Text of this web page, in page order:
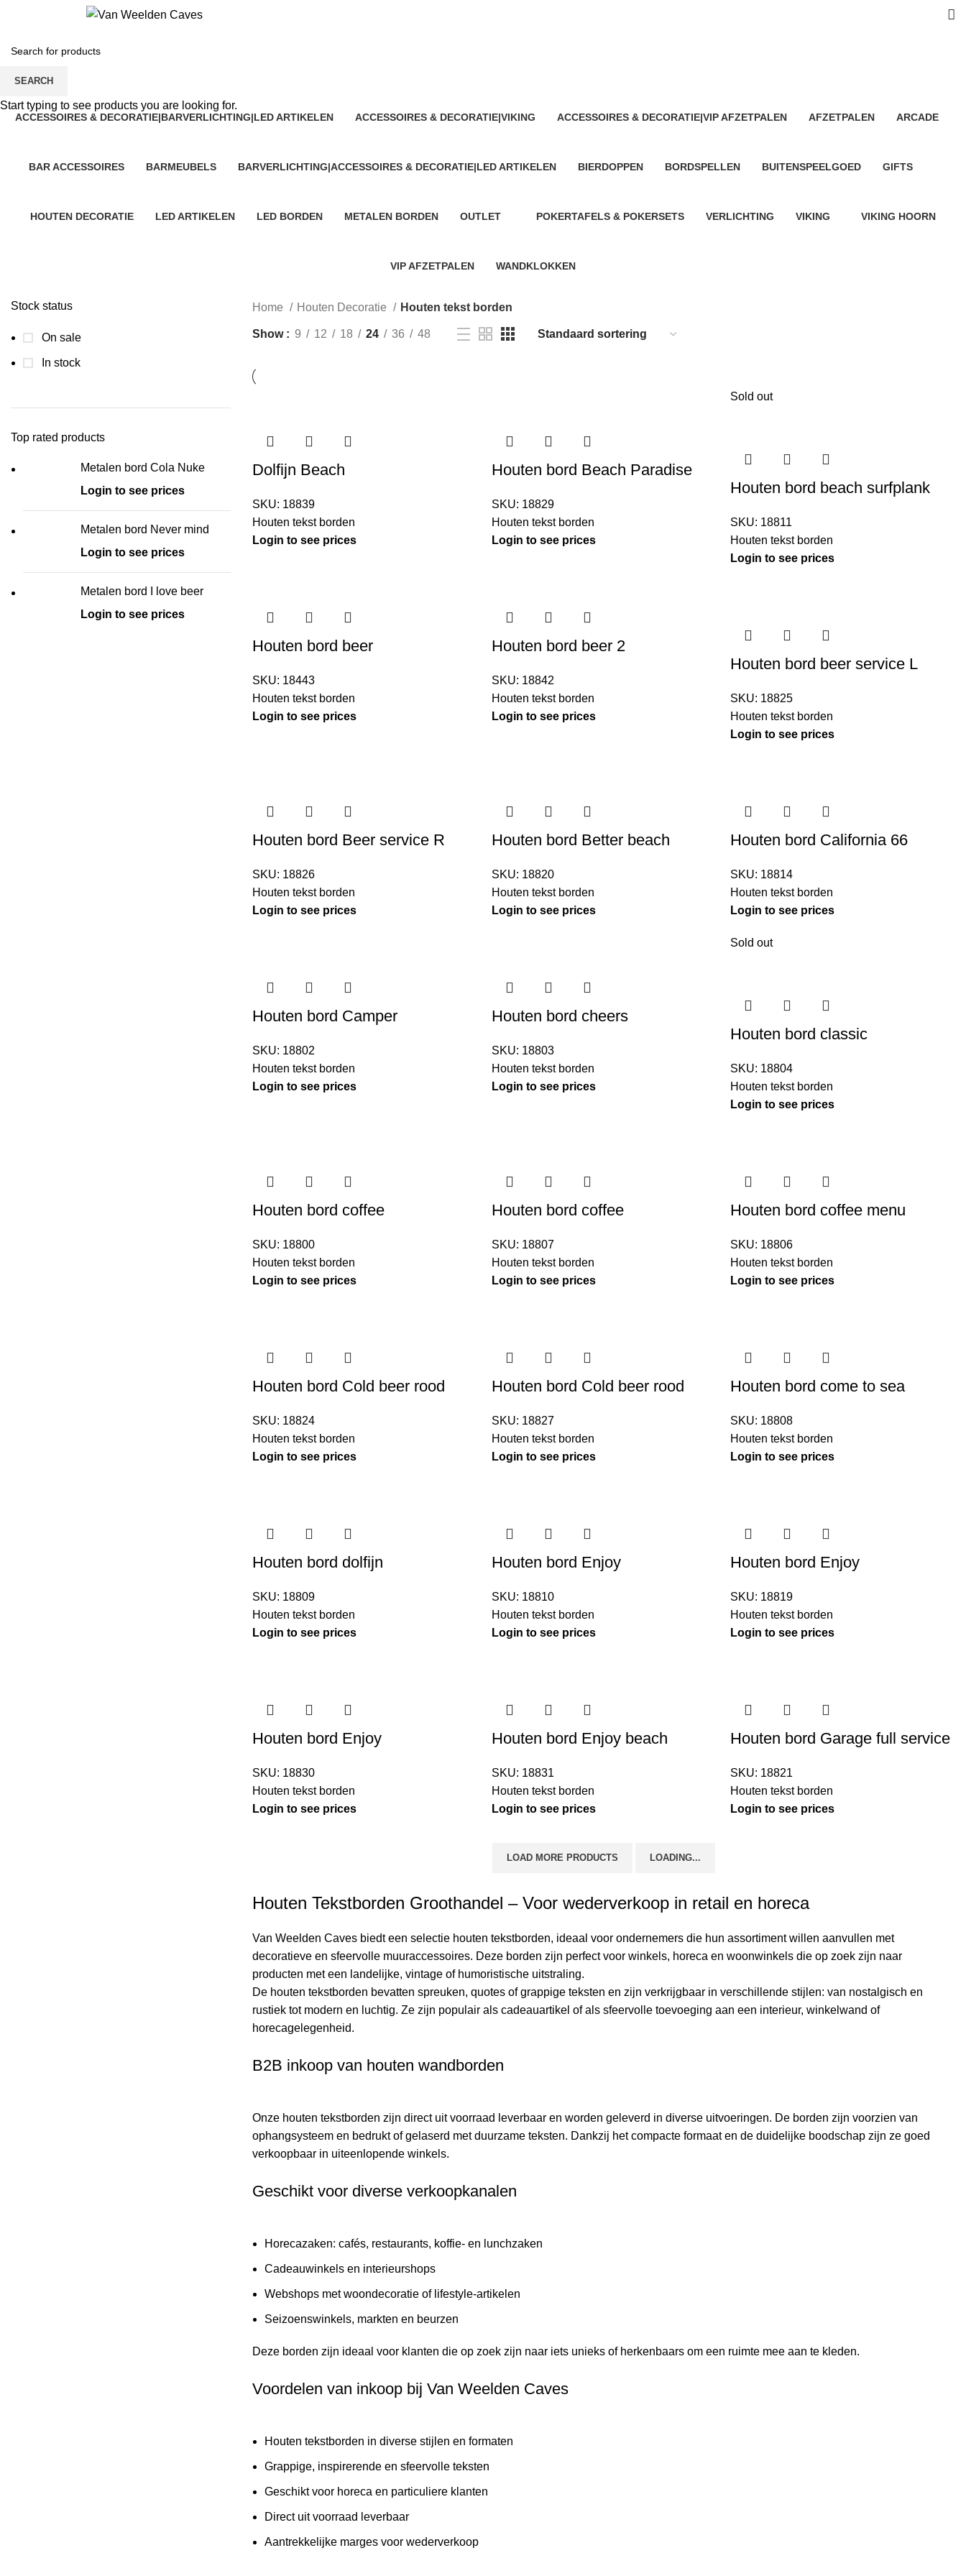
ACCESSOIRES & DECORATIE|BARVERLICHTING|LED ARTIKELEN
ACCESSOIRES & DECORATIE|VIKING
ACCESSOIRES & DECORATIE|VIP AFZETPALEN
AFZETPALEN
ARCADE
BAR ACCESSOIRES
BARMEUBELS
BARVERLICHTING|ACCESSOIRES & DECORATIE|LED ARTIKELEN
BIERDOPPEN
BORDSPELLEN
BUITENSPEELGOED
GIFTS
HOUTEN DECORATIE
LED ARTIKELEN
LED BORDEN
METALEN BORDEN
OUTLET
POKERTAFELS & POKERSETS
VERLICHTING
VIKING
VIKING HOORN
VIP AFZETPALEN
WANDKLOKKEN
Stock status
On sale
In stock
Top rated products
Metalen bord Cola Nuke
Login to see prices
Metalen bord Never mind
Login to see prices
Metalen bord I love beer
Login to see prices
Home Houten Decoratie Houten tekst borden
Show 9 12 18 24 36 48
Dolfijn Beach
SKU: 18839
Houten tekst borden
Login to see prices
Houten bord Beach Paradise
SKU: 18829
Houten tekst borden
Login to see prices
Sold out
Houten bord beach surfplank
SKU: 18811
Houten tekst borden
Login to see prices
Houten bord beer
SKU: 18443
Houten tekst borden
Login to see prices
Houten bord beer 2
SKU: 18842
Houten tekst borden
Login to see prices
Houten bord beer service L
SKU: 18825
Houten tekst borden
Login to see prices
Houten bord Beer service R
SKU: 18826
Houten tekst borden
Login to see prices
Houten bord Better beach
SKU: 18820
Houten tekst borden
Login to see prices
Houten bord California 66
SKU: 18814
Houten tekst borden
Login to see prices
Houten bord Camper
SKU: 18802
Houten tekst borden
Login to see prices
Houten bord cheers
SKU: 18803
Houten tekst borden
Login to see prices
Sold out
Houten bord classic
SKU: 18804
Houten tekst borden
Login to see prices
Houten bord coffee
SKU: 18800
Houten tekst borden
Login to see prices
Houten bord coffee
SKU: 18807
Houten tekst borden
Login to see prices
Houten bord coffee menu
SKU: 18806
Houten tekst borden
Login to see prices
Houten bord Cold beer rood
SKU: 18824
Houten tekst borden
Login to see prices
Houten bord Cold beer rood
SKU: 18827
Houten tekst borden
Login to see prices
Houten bord come to sea
SKU: 18808
Houten tekst borden
Login to see prices
Houten bord dolfijn
SKU: 18809
Houten tekst borden
Login to see prices
Houten bord Enjoy
SKU: 18810
Houten tekst borden
Login to see prices
Houten bord Enjoy
SKU: 18819
Houten tekst borden
Login to see prices
Houten bord Enjoy
SKU: 18830
Houten tekst borden
Login to see prices
Houten bord Enjoy beach
SKU: 18831
Houten tekst borden
Login to see prices
Houten bord Garage full service
SKU: 18821
Houten tekst borden
Login to see prices
LOAD MORE PRODUCTS LOADING...
Houten Tekstborden Groothandel – Voor wederverkoop in retail en horeca
Van Weelden Caves biedt een selectie houten tekstborden, ideaal voor ondernemers die hun assortiment willen aanvullen met
decoratieve en sfeervolle muuraccessoires. Deze borden zijn perfect voor winkels, horeca en woonwinkels die op zoek zijn naar
producten met een landelijke, vintage of humoristische uitstraling.
De houten tekstborden bevatten spreuken, quotes of grappige teksten en zijn verkrijgbaar in verschillende stijlen: van nostalgisch en
rustiek tot modern en luchtig. Ze zijn populair als cadeauartikel of als sfeervolle toevoeging aan een interieur, winkelwand of
horecagelegenheid.
B2B inkoop van houten wandborden
Onze houten tekstborden zijn direct uit voorraad leverbaar en worden geleverd in diverse uitvoeringen. De borden zijn voorzien van
ophangsysteem en bedrukt of gelaserd met duurzame teksten. Dankzij het compacte formaat en de duidelijke boodschap zijn ze goed
verkoopbaar in uiteenlopende winkels.
Geschikt voor diverse verkoopkanalen
Horecazaken: cafés, restaurants, koffie- en lunchzaken
Cadeauwinkels en interieurshops
Webshops met woondecoratie of lifestyle-artikelen
Seizoenswinkels, markten en beurzen
Deze borden zijn ideaal voor klanten die op zoek zijn naar iets unieks of herkenbaars om een ruimte mee aan te kleden.
Voordelen van inkoop bij Van Weelden Caves
Houten tekstborden in diverse stijlen en formaten
Grappige, inspirerende en sfeervolle teksten
Geschikt voor horeca en particuliere klanten
Direct uit voorraad leverbaar
Aantrekkelijke marges voor wederverkoop
SEARCH
Start typing to see products you are looking for.